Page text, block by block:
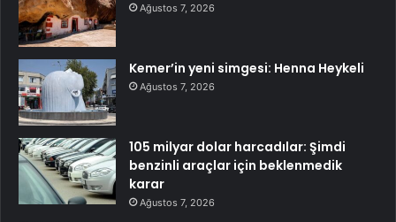
Ağustos 7, 2026
Kemer’in yeni simgesi: Henna Heykeli
Ağustos 7, 2026
105 milyar dolar harcadılar: Şimdi
benzinli araçlar için beklenmedik
karar
Ağustos 7, 2026